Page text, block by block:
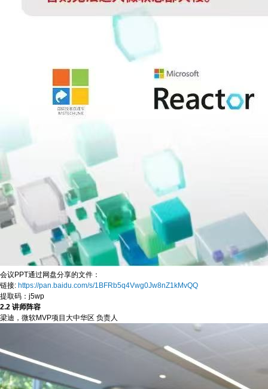
会议PPT通过网盘分享的文件：
链接: https://pan.baidu.com/s/1BFRb5q4Vwg0Jw8nZ1kMvQQ
提取码：j5wp
2.2 讲师阵容
梁迪，微软MVP项目大中华区 负责人